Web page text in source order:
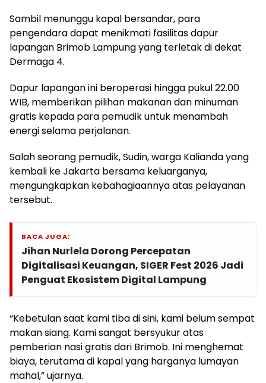
Sambil menunggu kapal bersandar, para
pengendara dapat menikmati fasilitas dapur
lapangan Brimob Lampung yang terletak di dekat
Dermaga 4.
Dapur lapangan ini beroperasi hingga pukul 22.00
WIB, memberikan pilihan makanan dan minuman
gratis kepada para pemudik untuk menambah
energi selama perjalanan.
Salah seorang pemudik, Sudin, warga Kalianda yang
kembali ke Jakarta bersama keluarganya,
mengungkapkan kebahagiaannya atas pelayanan
tersebut.
BACA JUGA:
Jihan Nurlela Dorong Percepatan
Digitalisasi Keuangan, SIGER Fest 2026 Jadi
Penguat Ekosistem Digital Lampung
“Kebetulan saat kami tiba di sini, kami belum sempat
makan siang. Kami sangat bersyukur atas
pemberian nasi gratis dari Brimob. Ini menghemat
biaya, terutama di kapal yang harganya lumayan
mahal,” ujarnya.